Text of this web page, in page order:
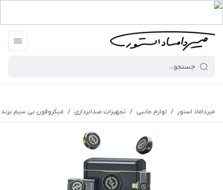
میرداماد استور / لوازم جانبی / تجهیزات صدابرداری / میکروفون بی سیم برند HollyLand - مدل Lark M2